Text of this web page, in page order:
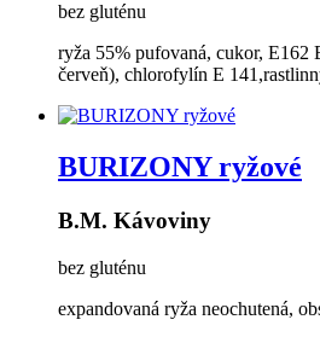
bez gluténu
ryža 55% pufovaná, cukor, E162
červeň), chlorofylín E
BURIZONY ryžové
B.M. Kávoviny
bez gluténu
expandovaná ryža neochutená,